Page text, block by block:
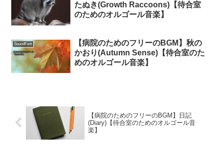
たぬき(Growth Raccoons)【待合室
のためのオルゴール音楽】
SoundFont
【病院のためのフリーのBGM】秋の
かおり(Autumn Sense)【待合室のた
めのオルゴール音楽】
【病院のためのフリーのBGM】日記
(Diary)【待合室のためのオルゴール音
楽】